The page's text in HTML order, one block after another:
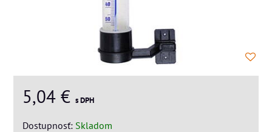
5,04 € s DPH
Dostupnosť: Skladom